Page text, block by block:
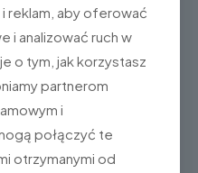
wbudowany
akumulator (DC 6V)
temperatury
290(W) x 320(D) x
130(H) mm
4,2 kg
reklam, aby oferować
i analizować ruch w
o tym, jak korzystasz
partnerom
i
połączyć te
otrzymanymi od